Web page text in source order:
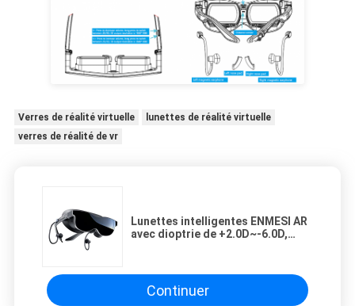
Verres de réalité virtuelle
lunettes de réalité virtuelle
verres de réalité de vr
Lunettes intelligentes ENMESI AR
avec dioptrie de +2.0D~-6.0D,
expériences immersives de réalité
virtuelle/augmentée
Continuer